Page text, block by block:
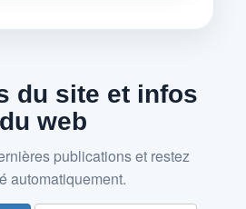
du site et infos
du web
publications et restez
automatiquement.